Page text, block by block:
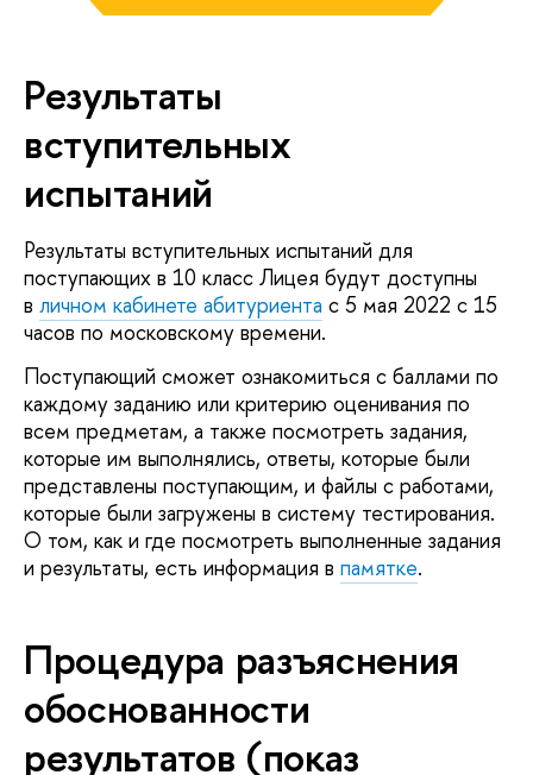
Результаты
вступительных
испытаний
Результаты вступительных испытаний для
поступающих в 10 класс Лицея будут доступны
в личном кабинете абитуриента с 5 мая 2022 с 15
часов по московскому времени.
Поступающий сможет ознакомиться с баллами по
каждому заданию или критерию оценивания по
всем предметам, а также посмотреть задания,
которые им выполнялись, ответы, которые были
представлены поступающим, и файлы с работами,
которые были загружены в систему тестирования.
О том, как и где посмотреть выполненные задания
и результаты, есть информация в памятке.
Процедура разъяснения
обоснованности
результатов (показ